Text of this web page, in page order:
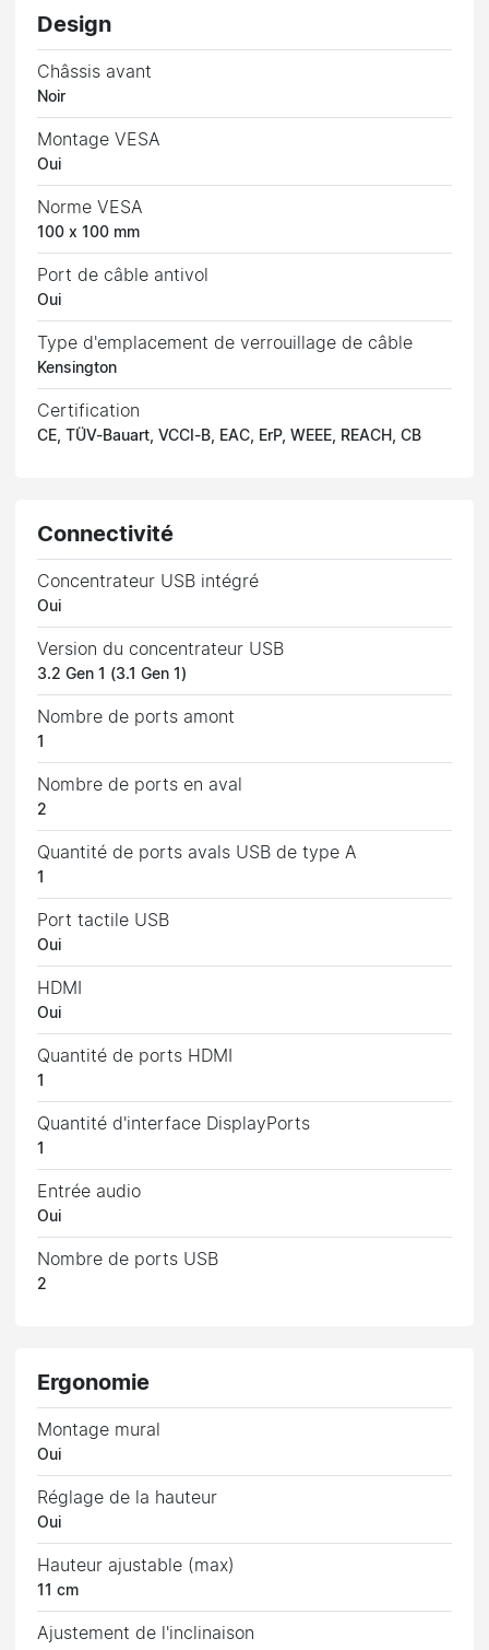
Design
Châssis avant
Noir
Montage VESA
Oui
Norme VESA
100 x 100 mm
Port de câble antivol
Oui
Type d'emplacement de verrouillage de câble
Kensington
Certification
CE, TÜV-Bauart, VCCI-B, EAC, ErP, WEEE, REACH, CB
Connectivité
Concentrateur USB intégré
Oui
Version du concentrateur USB
3.2 Gen 1 (3.1 Gen 1)
Nombre de ports amont
1
Nombre de ports en aval
2
Quantité de ports avals USB de type A
1
Port tactile USB
Oui
HDMI
Oui
Quantité de ports HDMI
1
Quantité d'interface DisplayPorts
1
Entrée audio
Oui
Nombre de ports USB
2
Ergonomie
Montage mural
Oui
Réglage de la hauteur
Oui
Hauteur ajustable (max)
11 cm
Ajustement de l'inclinaison